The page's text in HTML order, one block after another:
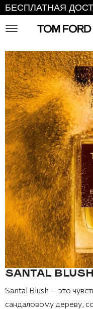
БЕСПЛАТНАЯ
SANTAL BLUSH
Santal Blush — это
сандаловому дереву,